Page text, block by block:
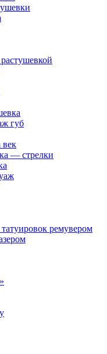
губ
век
— стрелки
ремувером